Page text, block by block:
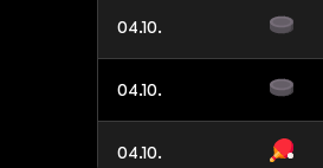
04.10.
04.10.
04.10.